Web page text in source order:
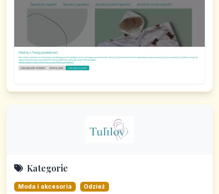
Kategorie
Moda i akcesoria Odzież